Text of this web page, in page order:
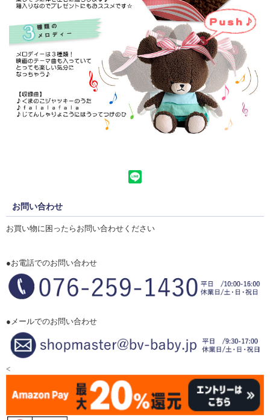
お問い合わせ
お買い物に困ったらお問い合わせください
●お電話でのお問い合わせ
●メールでのお問い合わせ
<